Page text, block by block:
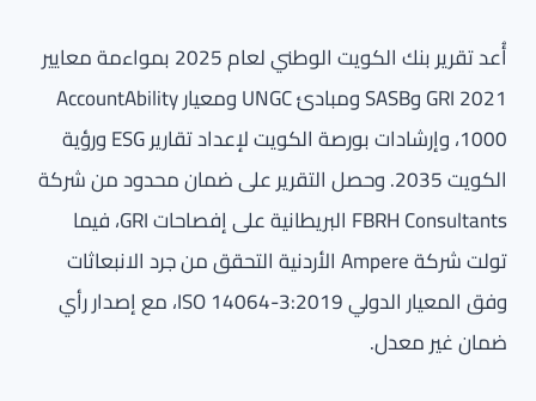
أُعد تقرير بنك الكويت الوطني لعام 2025 بمواءمة معايير
GRI 2021 وSASB ومبادئ UNGC ومعيار AccountAbility
1000، وإرشادات بورصة الكويت لإعداد تقارير ESG ورؤية
الكويت 2035. وحصل التقرير على ضمان محدود من شركة
FBRH Consultants البريطانية على إفصاحات GRI، فيما
تولت شركة Ampere الأردنية التحقق من جرد الانبعاثات
وفق المعيار الدولي ISO 14064-3:2019، مع إصدار رأي
ضمان غير معدل.